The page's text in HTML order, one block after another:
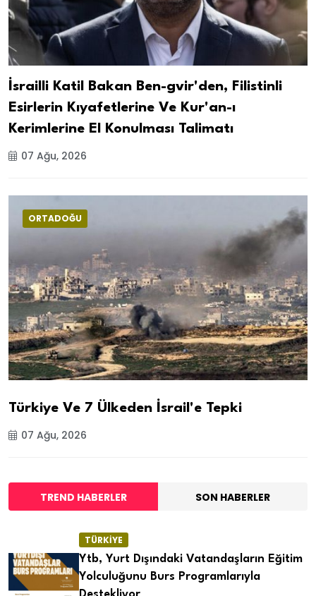
İsrailli Katil Bakan Ben-gvir'den, Filistinli
Esirlerin Kıyafetlerine Ve Kur'an-ı
Kerimlerine El Konulması Talimatı
07 Ağu, 2026
ORTADOĞU
Türkiye Ve 7 Ülkeden İsrail'e Tepki
07 Ağu, 2026
TREND HABERLER SON HABERLER
TÜRKİYE
Ytb, Yurt Dışındaki Vatandaşların Eğitim
Yolculuğunu Burs Programlarıyla